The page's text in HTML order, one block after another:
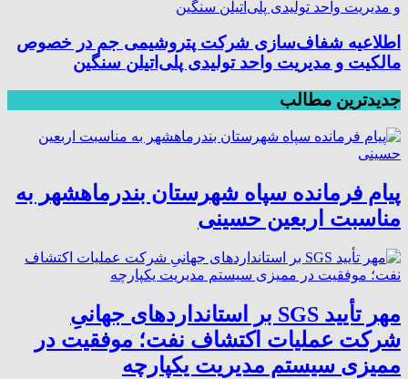
اطلاعیه شفاف‌سازی شرکت پتروشیمی جم در خصوص
مالکیت و مدیریت واحد تولیدی پلی‌اتیلن سنگین
جدیدترین مطالب
پیام فرمانده سپاه شهرستان بندرماهشهر به
مناسبت اربعین حسینی
مهر تأیید SGS بر استانداردهای جهانیِ
شرکت عملیات اکتشاف نفت؛ موفقیت در
ممیزی سیستم مدیریت یکپارچه